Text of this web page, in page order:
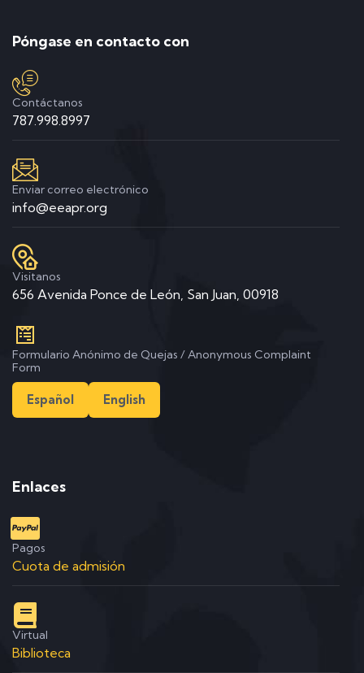
Póngase en contacto con
Contáctanos
787.998.8997
Enviar correo electrónico
info@eeapr.org
Visitanos
656 Avenida Ponce de León, San Juan, 00918
Formulario Anónimo de Quejas / Anonymous Complaint
Form
Español English
Enlaces
Pagos
Cuota de admisión
Virtual
Biblioteca